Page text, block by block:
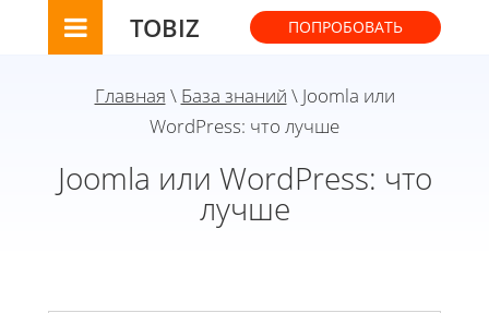
TOBIZ ПОПРОБОВАТЬ
Главная \ База знаний \ Joomla или
WordPress: что лучше
Joomla или WordPress: что
лучше